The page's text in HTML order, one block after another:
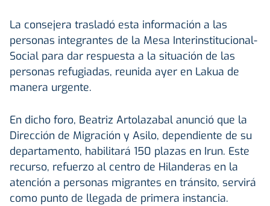
La consejera trasladó esta información a las
personas integrantes de la Mesa Interinstitucional-
Social para dar respuesta a la situación de las
personas refugiadas, reunida ayer en Lakua de
manera urgente.
En dicho foro, Beatriz Artolazabal anunció que la
Dirección de Migración y Asilo, dependiente de su
departamento, habilitará 150 plazas en Irun. Este
recurso, refuerzo al centro de Hilanderas en la
atención a personas migrantes en tránsito, servirá
como punto de llegada de primera instancia.